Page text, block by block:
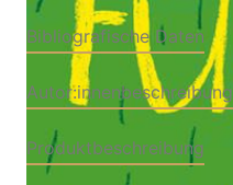
Bibliografische Daten
Autor:innenbeschreibung
Produktbeschreibung